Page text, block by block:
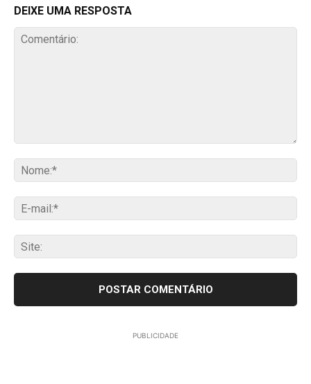
DEIXE UMA RESPOSTA
PUBLICIDADE